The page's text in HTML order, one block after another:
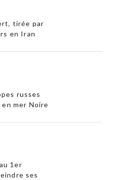
tirée par
en Iran
russes
en mer Noire
1er
ses